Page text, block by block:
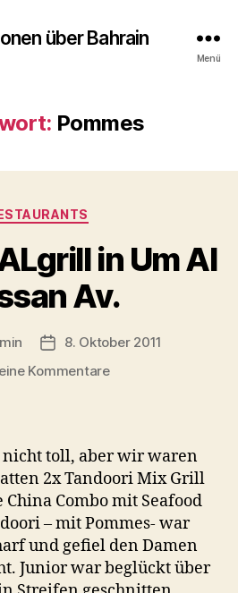
über Bahrain
Menü
Pommes
Kategorien
in Um Al
Av.
Veröffentlichungsdatum
8. Oktober 2011
Kommentarezu
Hassan
Av.
nicht toll, aber wir waren
2x Tandoori Mix Grill
China Combo mit Seafood
– mit Pommes- war
und gefiel den Damen
Junior war beglückt über